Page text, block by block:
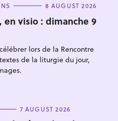
8 AUGUST 2026
en visio : dimanche 9
lors de la Rencontre
de la liturgie du jour,
7 AUGUST 2026